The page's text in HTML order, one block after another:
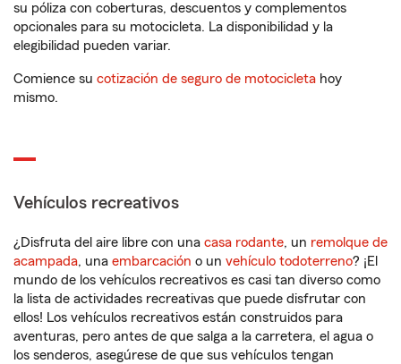
su póliza con coberturas, descuentos y complementos
opcionales para su motocicleta. La disponibilidad y la
elegibilidad pueden variar.
Comience su cotización de seguro de motocicleta hoy
mismo.
Vehículos recreativos
¿Disfruta del aire libre con una casa rodante, un remolque de
acampada, una embarcación o un vehículo todoterreno? ¡El
mundo de los vehículos recreativos es casi tan diverso como
la lista de actividades recreativas que puede disfrutar con
ellos! Los vehículos recreativos están construidos para
aventuras, pero antes de que salga a la carretera, el agua o
los senderos, asegúrese de que sus vehículos tengan